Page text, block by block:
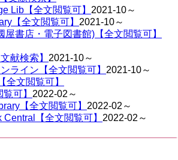
Lib【全文閲覧可】 2021-10～
【全文閲覧可】 2021-10～
屋書店・電子図書館)【全文閲覧可】
献検索】 2021-10～
ライン【全文閲覧可】 2021-10～
全文閲覧可】
可】 2022-02～
【全文閲覧可】 2022-02～
【全文閲覧可】 2022-02～